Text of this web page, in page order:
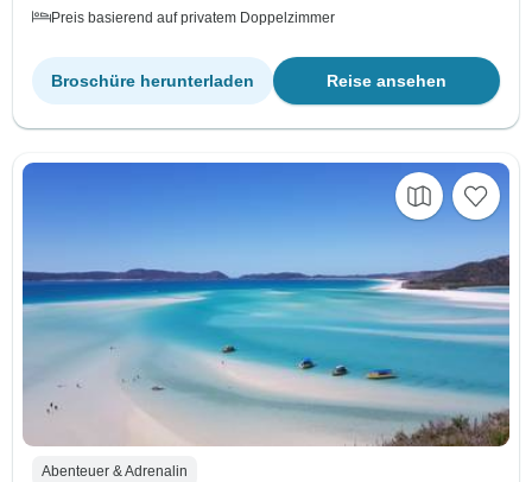
Preis basierend auf privatem Doppelzimmer
Reise ansehen
Broschüre herunterladen
Abenteuer & Adrenalin